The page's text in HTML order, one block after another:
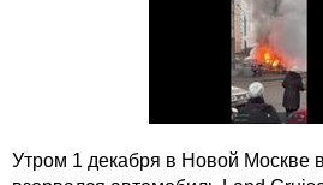
Утром 1 декабря в Новой Москве